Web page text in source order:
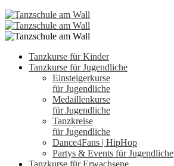
Tanzkurse für Kinder
Tanzkurse für Jugendliche
Einsteigerkurse
für Jugendliche
Medaillenkurse
für Jugendliche
Tanzkreise
für Jugendliche
Dance4Fans | HipHop
Partys & Events für Jugendliche
Tanzkurse für Erwachsene